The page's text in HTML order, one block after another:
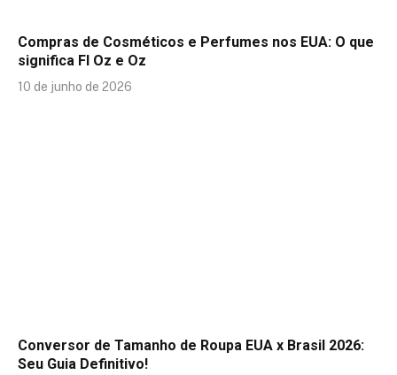
Compras de Cosméticos e Perfumes nos EUA: O que
significa Fl Oz e Oz
10 de junho de 2026
Conversor de Tamanho de Roupa EUA x Brasil 2026:
Seu Guia Definitivo!